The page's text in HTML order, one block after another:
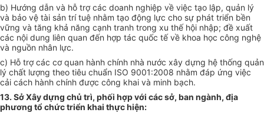
b) Hướng dẫn và hỗ trợ các doanh nghiệp về việc tạo lập, quản lý
và bảo vệ tài sản trí tuệ nhằm tạo động lực cho sự phát triển bền
vững và tăng khả năng cạnh tranh trong xu thế hội nhập; đề xuất
các nội dung liên quan đến hợp tác quốc tế về khoa học công nghệ
và nguồn nhân lực.
c) Hỗ trợ các cơ quan hành chính nhà nước xây dựng hệ thống quản
lý chất lượng theo tiêu chuẩn ISO 9001:2008 nhằm đáp ứng việc
cải cách hành chính được công khai và minh bạch.
13. Sở Xây dựng chủ trì, phối hợp với các sở, ban ngành, địa
phương tổ chức triển khai thực hiện: